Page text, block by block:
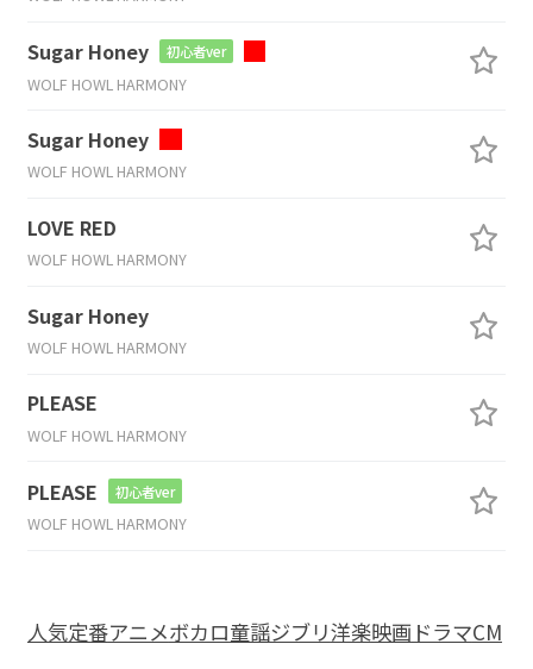
Sugar Honey 初心者ver
WOLF HOWL HARMONY
Sugar Honey
WOLF HOWL HARMONY
LOVE RED
WOLF HOWL HARMONY
Sugar Honey
WOLF HOWL HARMONY
PLEASE
WOLF HOWL HARMONY
PLEASE 初心者ver
WOLF HOWL HARMONY
人気定番アニメボカロ童謡ジブリ洋楽映画ドラマCM